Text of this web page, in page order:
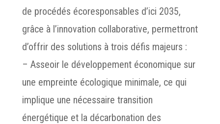
de procédés écoresponsables d’ici 2035,
grâce à l’innovation collaborative, permettront
d’offrir des solutions à trois défis majeurs :
– Asseoir le développement économique sur
une empreinte écologique minimale, ce qui
implique une nécessaire transition
énergétique et la décarbonation des